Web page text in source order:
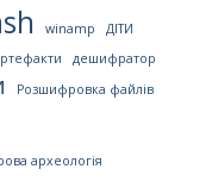
winamp
ДІТИ
дешифратор
Розшифровка файлів
археологія